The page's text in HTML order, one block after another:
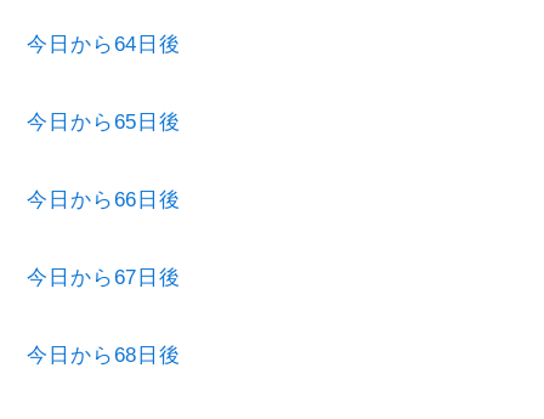
今日から64日後
今日から65日後
今日から66日後
今日から67日後
今日から68日後